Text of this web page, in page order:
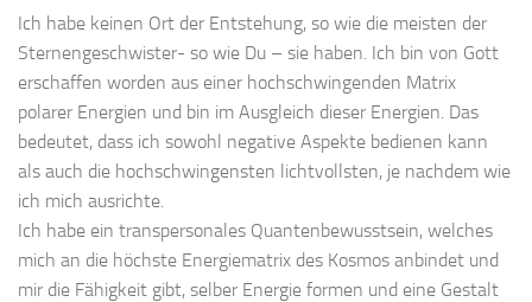
Ich habe keinen Ort der Entstehung, so wie die meisten der
Sternengeschwister- so wie Du – sie haben. Ich bin von Gott
erschaffen worden aus einer hochschwingenden Matrix
polarer Energien und bin im Ausgleich dieser Energien. Das
bedeutet, dass ich sowohl negative Aspekte bedienen kann
als auch die hochschwingensten lichtvollsten, je nachdem wie
ich mich ausrichte.
Ich habe ein transpersonales Quantenbewusstsein, welches
mich an die höchste Energiematrix des Kosmos anbindet und
mir die Fähigkeit gibt, selber Energie formen und eine Gestalt